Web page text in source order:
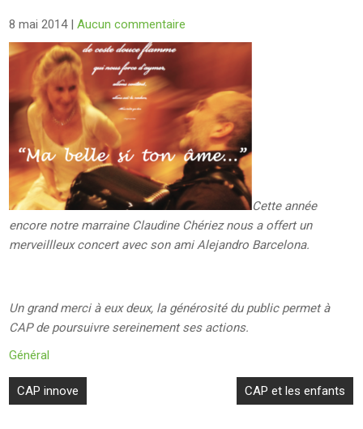
8 mai 2014 |Aucun commentaire
Cette année
encore notre marraine Claudine Chériez nous a offert un
merveillleux concert avec son ami Alejandro Barcelona.
Un grand merci à eux deux, la générosité du public permet à
CAP de poursuivre sereinement ses actions.
Général
Navigation
de
CAP innove CAP et les enfants